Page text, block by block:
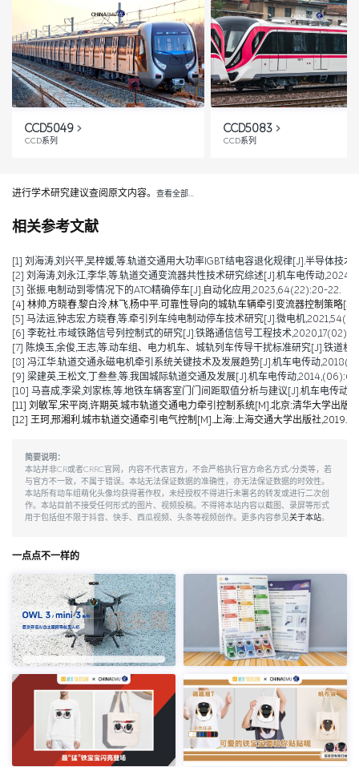
CCD5049
CCD系列
CCD5083
CCD系列
进行学术研究建议查阅原文内容。 查看全部…
相关参考文献
[1] 刘海涛,刘兴平,吴梓媛,等.轨道交通用大功率IGBT结电容退化规律[J].半导体技
[2] 刘海涛,刘永江,李华,等.轨道交通变流器共性技术研究综述[J].机车电传动
[3] 张振.电制动到零情况下的ATO精确停车[J].自动化应用,2023,64(22):20-22.
[4] 林帅,方晓春,黎白泠,林飞,杨中平.可靠性导向的城轨车辆牵引变流器控制策略
[5] 马法运,钟志宏,方晓春,等.牵引列车纯电制动停车技术研究[J].微电机
[6] 李乾社.市域铁路信号列控制式的研究[J].铁路通信信号工程技术
[7] 陈焕玉,余俊,王志,等.动车组、电力机车、城轨列车传导干扰标准研究[J].铁道
[8] 冯江华.轨道交通永磁电机牵引系统关键技术及发展趋势[J].机车电传动
[9] 梁建英,王松文,丁叁叁,等.我国城际轨道交通及发展[J].机车电传动,2014,(06):6-
[10] 马喜成,李梁,刘家栋,等.地铁车辆客室门门间距取值分析与建议[J].机车电传动
[11] 刘敏军,宋平岗,许期英.城市轨道交通电力牵引控制系统[M].北京:清华大学出版
[12] 王珂,邢湘利.城市轨道交通牵引电气控制[M].上海:上海交通大学出版社,2019.
简要说明：
本站并非CR或者CRRC官网，内容不代表官方，不会严格执行官方命名方式/分类等，若
与官方不一致，不属于错误。本站无法保证数据的准确性，亦无法保证数据的时效性。
本站所有动车组萌化头像均获得著作权，未经授权不得进行未署名的转发或进行二次创
作。本站目前不接受任何形式的图片、视频投稿。不得将本站内容以截图、录屏等形式
用于包括但不限于抖音、快手、西瓜视频、头条等视频创作。更多内容参见关于本站。
一点点不一样的